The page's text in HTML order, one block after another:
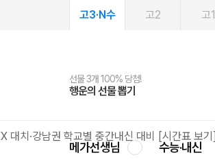
고3·N수 고2 고1
선물 3개 100% 당첨!
행운의 선물 뽑기
선물 100% 증정!
메가스터디 X 올리브
여름방학 스터디 캐시백
메가런 썸머스쿨
2027 러셀 단과
강사 공개선발
스마트러닝앱
설문 EVENT
메가패스
3일 무료 체험권
메가패스 수강생 무료혜택!
메가클럽 멤버십
사회공헌 캠페인
희망이룸 메가나눔
메가선생님 수능·내신